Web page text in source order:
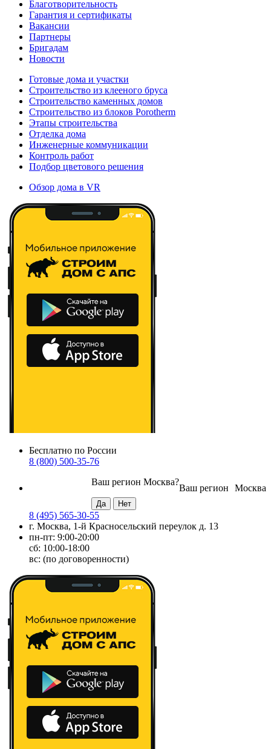
Благотворительность
Гарантия и сертификаты
Вакансии
Партнеры
Бригадам
Новости
Готовые дома и участки
Строительство из клееного бруса
Строительство каменных домов
Строительство из блоков Porotherm
Этапы строительства
Отделка дома
Инженерные коммуникации
Контроль работ
Подбор цветового решения
Обзор дома в VR
Бесплатно по России
8 (800) 500-35-76
Москва
Ваш регион
Ваш регион Москва?
8 (495) 565-30-55
г. Москва, 1-й Красносельский переулок д. 13
пн-пт: 9:00-20:00
сб: 10:00-18:00
вс: (по договоренности)